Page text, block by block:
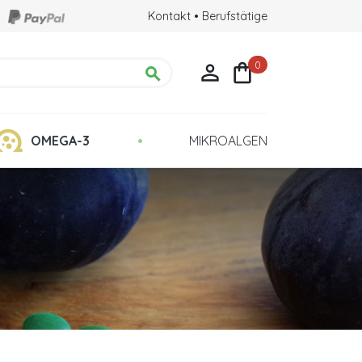
Kontakt • Berufstätige
  0
Qualität: Kultur in Glasröhrchen
OMEGA-3 • MIKROALGEN